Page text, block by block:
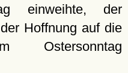
einweihte, der
Hoffnung auf die
Ostersonntag